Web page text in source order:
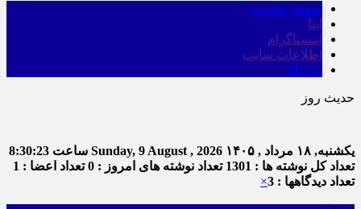
صفحه نخست
ایتا
اینستاگرام
اطلاعات سایت
برو بالا
حدیث روز
یکشنبه, ۱۸ مرداد , ۱۴۰۵ Sunday, 9 August , 2026 ساعت 8:30:23
تعداد کل نوشته ها : 1301
تعداد نوشته های امروز : 0
تعداد اعضا : 1
تعداد دیدگاهها : 3
×